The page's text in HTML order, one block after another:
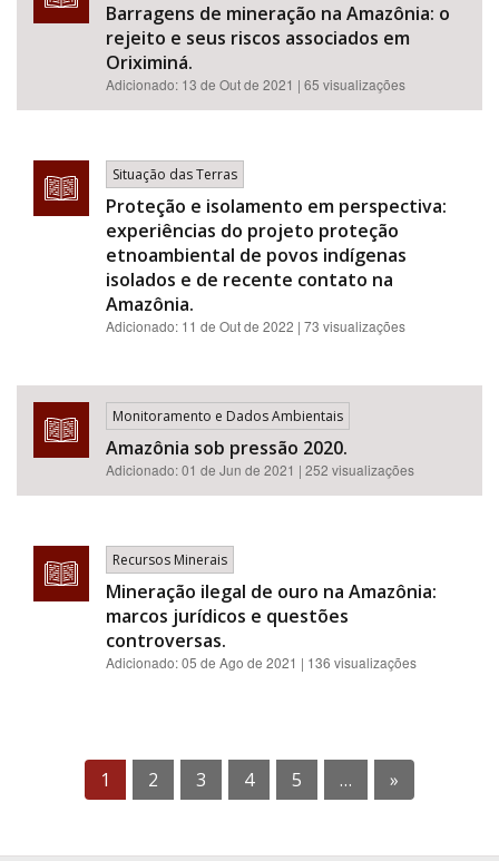
Barragens de mineração na Amazônia: o
rejeito e seus riscos associados em
Oriximiná.
Adicionado: 13 de Out de 2021 | 65 visualizações
Situação das Terras
Proteção e isolamento em perspectiva:
experiências do projeto proteção
etnoambiental de povos indígenas
isolados e de recente contato na
Amazônia.
Adicionado: 11 de Out de 2022 | 73 visualizações
Monitoramento e Dados Ambientais
Amazônia sob pressão 2020.
Adicionado:01 de Jun de 2021 | 252 visualizações
Recursos Minerais
Mineração ilegal de ouro na Amazônia:
marcos jurídicos e questões
controversas.
Adicionado:05 de Ago de 2021 | 136 visualizações
1 2 3 4 5 … »